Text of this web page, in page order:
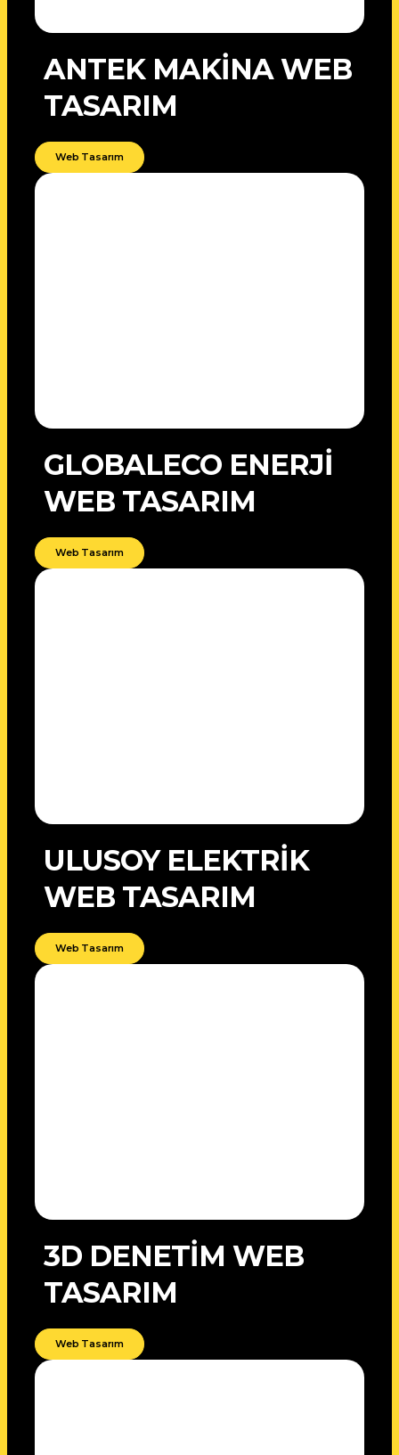
ANTEK MAKİNA WEB
TASARIM
Web Tasarım
GLOBALECO ENERJİ
WEB TASARIM
Web Tasarım
ULUSOY ELEKTRİK
WEB TASARIM
Web Tasarım
3D DENETİM WEB
TASARIM
Web Tasarım